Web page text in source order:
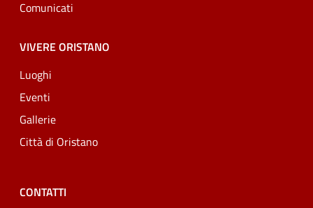
Comunicati
VIVERE ORISTANO
Luoghi
Eventi
Gallerie
Città di Oristano
CONTATTI